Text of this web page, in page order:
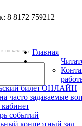
8 8172 759212
по каталогу Главная
билет ОНЛАЙН
часто задаваемые
событий
концертный зал